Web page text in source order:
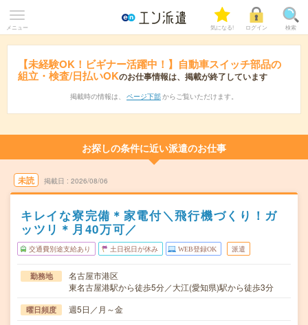
メニュー 気になる! ログイン 検索
【未経験OK！ビギナー活躍中！】自動車スイッチ部品の
組立・検査/日払いOKのお仕事情報は、掲載が終了しています
掲載時の情報は、 ページ下部 からご覧いただけます。
お探しの条件に近い派遣のお仕事
未読 掲載日 2026/08/06
キレイな寮完備＊家電付＼飛行機づくり！ガ
ッツリ＊月40万可／
交通費別途支給あり 土日祝日が休み WEB登録OK 派遣
勤務地
名古屋市港区
東名古屋港駅から徒歩5分／大江(愛知県)駅から徒歩3分
曜日頻度 週5日／月～金